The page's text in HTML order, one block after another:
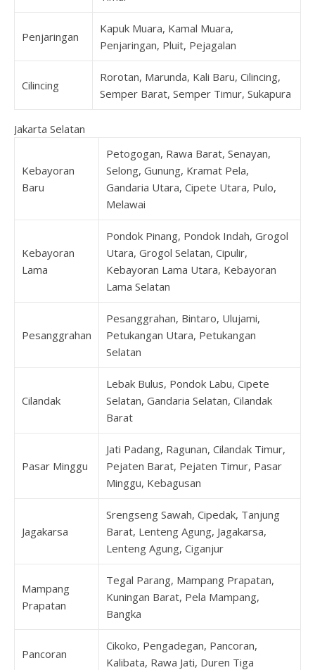
Penjaringan
Kapuk Muara, Kamal Muara,
Penjaringan, Pluit, Pejagalan
Cilincing
Rorotan, Marunda, Kali Baru, Cilincing,
Semper Barat, Semper Timur, Sukapura
Jakarta Selatan
Kebayoran
Baru
Petogogan, Rawa Barat, Senayan,
Selong, Gunung, Kramat Pela,
Gandaria Utara, Cipete Utara, Pulo,
Melawai
Kebayoran
Lama
Pondok Pinang, Pondok Indah, Grogol
Utara, Grogol Selatan, Cipulir,
Kebayoran Lama Utara, Kebayoran
Lama Selatan
Pesanggrahan
Pesanggrahan, Bintaro, Ulujami,
Petukangan Utara, Petukangan
Selatan
Cilandak
Lebak Bulus, Pondok Labu, Cipete
Selatan, Gandaria Selatan, Cilandak
Barat
Pasar Minggu
Jati Padang, Ragunan, Cilandak Timur,
Pejaten Barat, Pejaten Timur, Pasar
Minggu, Kebagusan
Jagakarsa
Srengseng Sawah, Cipedak, Tanjung
Barat, Lenteng Agung, Jagakarsa,
Lenteng Agung, Ciganjur
Mampang
Prapatan
Tegal Parang, Mampang Prapatan,
Kuningan Barat, Pela Mampang,
Bangka
Pancoran
Cikoko, Pengadegan, Pancoran,
Kalibata, Rawa Jati, Duren Tiga